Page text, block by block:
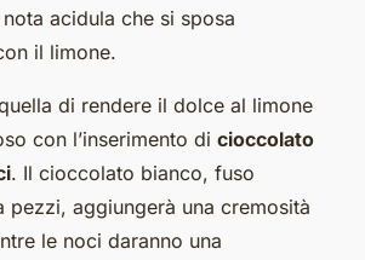
acidula che si sposa
il limone.
di rendere il dolce al limone
con l’inserimento di cioccolato
. Il cioccolato bianco, fuso
pezzi, aggiungerà una cremosità
le noci daranno una